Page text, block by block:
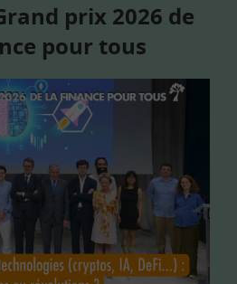
prix 2026 de
pour tous